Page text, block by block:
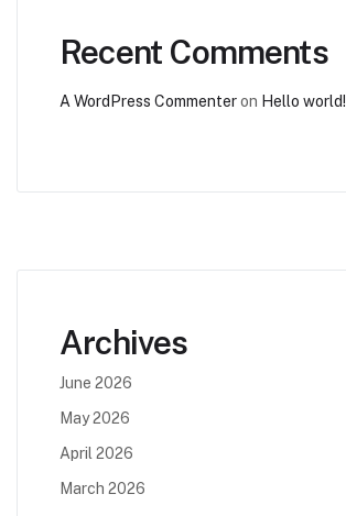
Recent Comments
A WordPress Commenteron Hello world!
Archives
June 2026
May 2026
April 2026
March 2026